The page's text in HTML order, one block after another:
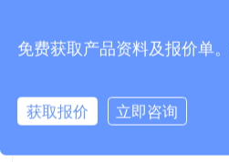
6.铝合金支架，可伸缩
免费获取产品资料及报价单
获取报价 立即咨询